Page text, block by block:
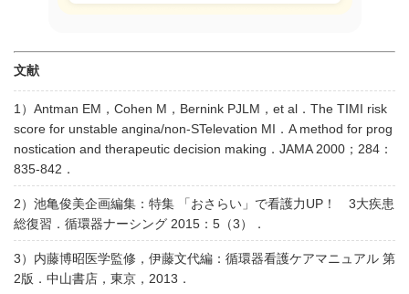
文献
1）Antman EM，Cohen M，Bernink PJLM，et al．The TIMI risk
score for unstable angina/non-STelevation MI．A method for prog
nostication and therapeutic decision making．JAMA 2000；284：
835-842．
2）池亀俊美企画編集：特集 「おさらい」で看護力UP！ 3大疾患
総復習．循環器ナーシング 2015：5（3）．
3）内藤博昭医学監修，伊藤文代編：循環器看護ケアマニュアル 第
2版．中山書店，東京，2013．